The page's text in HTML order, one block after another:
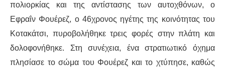
πολιορκίας και της αντίστασης των αυτοχθόνων, ο
Εφραΐν Φουέρεζ, ο 46χρονος ηγέτης της κοινότητας του
Κοτακάτσι, πυροβολήθηκε τρεις φορές στην πλάτη και
δολοφονήθηκε. Στη συνέχεια, ένα στρατιωτικό όχημα
πλησίασε το σώμα του Φουέρεζ και το χτύπησε, καθώς